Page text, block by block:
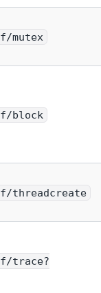
mutex
block
threadcreate
trace?